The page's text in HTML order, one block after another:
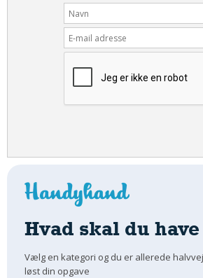
Hvad skal du
Vælg en kategori og du er allerede
løst din opgave